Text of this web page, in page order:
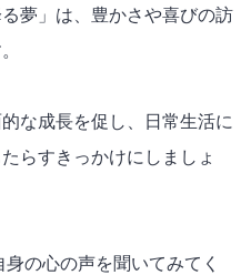
夢」は、豊かさや喜びの訪
な成長を促し、日常生活に
らすきっかけにしましょ
の心の声を聞いてみてく